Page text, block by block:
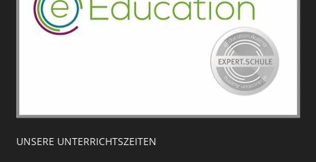
UNSERE UNTERRICHTSZEITEN